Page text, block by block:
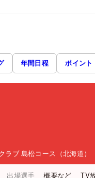
年間日程 ポイント
ラブ 島松コース（北海道）
出場選手 概要など TV